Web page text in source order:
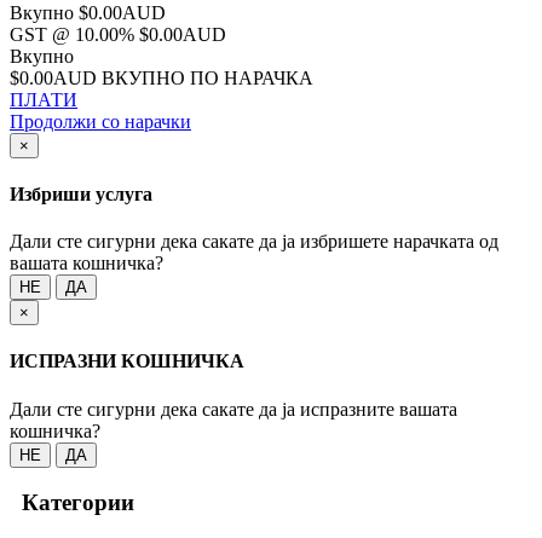
Вкупно $0.00AUD
GST @ 10.00% $0.00AUD
Вкупно
$0.00AUD ВКУПНО ПО НАРАЧКА
ПЛАТИ
Продолжи со нарачки
×
Избриши услуга
Дали сте сигурни дека сакате да ја избришете нарачката од
вашата кошничка?
НЕ
ДА
×
ИСПРАЗНИ КОШНИЧКА
Дали сте сигурни дека сакате да ја испразните вашата
кошничка?
НЕ ДА
Категории